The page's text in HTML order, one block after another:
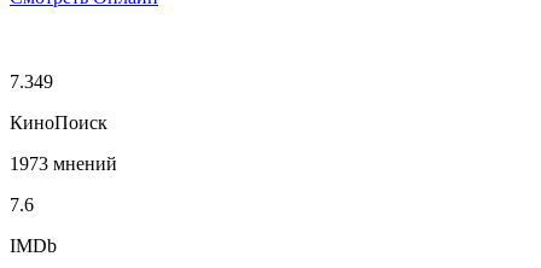
7.349
КиноПоиск
1973 мнений
7.6
IMDb